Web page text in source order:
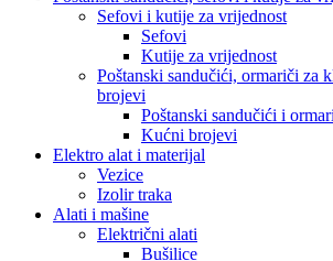
Sefovi i kutije za vrijednost
Sefovi
Kutije za vrijednost
Poštanski sandučići, ormariči za
brojevi
Poštanski sandučići i
Kućni brojevi
Elektro alat i materijal
Vezice
Izolir traka
Alati i mašine
Električni alati
Bušilice